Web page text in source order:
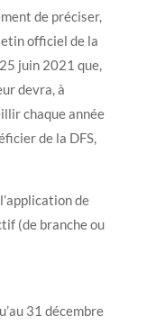
de préciser,
officiel de la
juin 2021 que,
devra, à
chaque année
de la DFS,
de
(de branche ou
31 décembre